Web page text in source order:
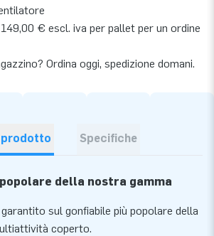
€ escl. iva per pallet per un ordine
Ordina oggi, spedizione domani.
prodotto Specifiche
della nostra gamma
sul gonfiabile più popolare della
coperto.